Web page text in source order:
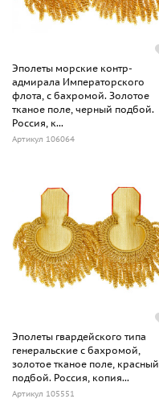
Эполеты морские контр-
адмирала Императорского
флота, с бахромой. Золотое
тканое поле, черный подбой.
Россия, к...
Артикул 106064
Эполеты гвардейского типа
генеральские с бахромой,
золотое тканое поле, красный
подбой. Россия, копия...
Артикул 105551